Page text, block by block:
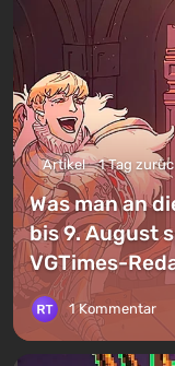
Artikel 1 Tag
Was man an
bis 9. August
VGTimes-
1 Kommentar